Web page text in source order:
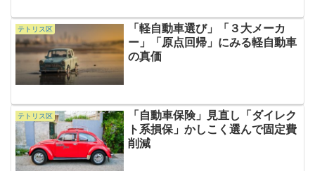
テトリス区
「軽自動車選び」「３大メーカ
ー」「原点回帰」にみる軽自動車
の真価
テトリス区
「自動車保険」見直し「ダイレク
ト系損保」かしこく選んで固定費
削減